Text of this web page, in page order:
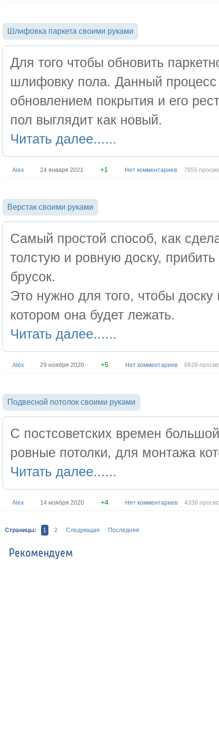
Шлифовка паркета своими руками
Для того чтобы обновить
шлифовку пола. Данный
обновлением покрытия и его
пол выглядит как новый.
Читать далее......
Alex 24 января 2021 +1 Нет комментариев 7855
Верстак своими руками
Самый простой способ, как
толстую и ровную доску,
брусок.
Это нужно для того, чтобы
котором она будет лежать.
Читать далее......
Alex 29 ноября 2020 +5 Нет комментариев 6628
Подвесной потолок своими руками
С постсоветских времен
ровные потолки, для монтажа
Читать далее......
Alex 14 ноября 2020 +4 Нет комментариев 4338
Страницы: 1 2 Следующая Последняя
Рекомендуем